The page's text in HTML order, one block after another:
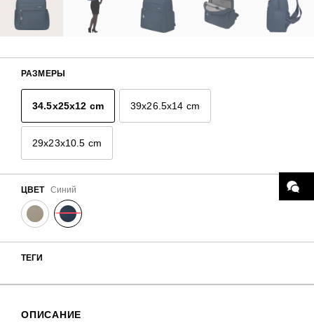
РАЗМЕРЫ
34.5x25x12 cm 39x26.5x14 cm
29x23x10.5 cm
ЦВЕТ Синий
ТЕГИ
ОПИСАНИЕ